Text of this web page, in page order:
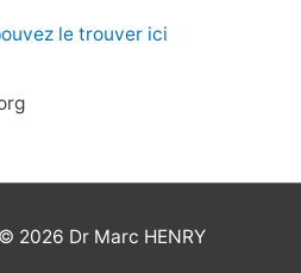
le trouver ici
2026 Dr Marc HENRY